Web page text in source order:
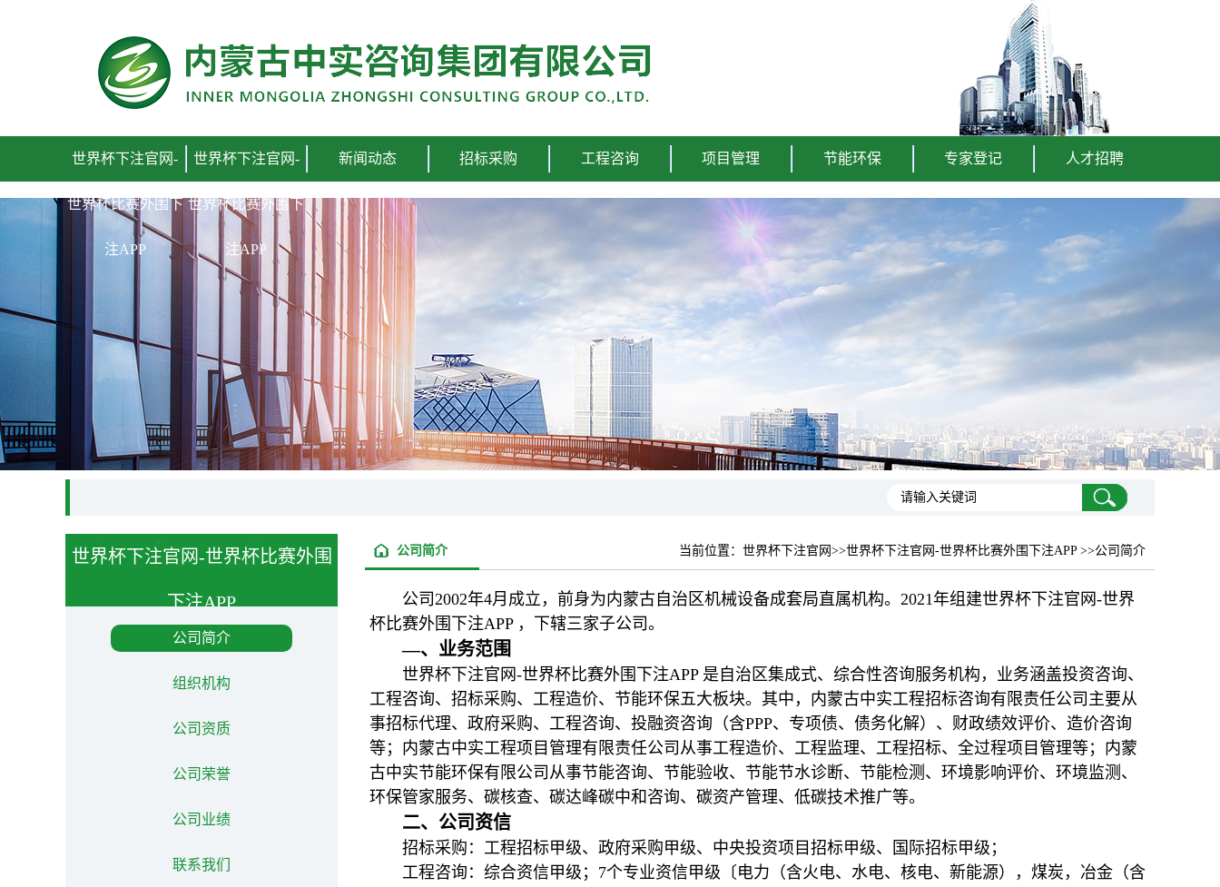
世界杯下注官网-
世界杯比赛外围下
注APP
世界杯下注官网-
世界杯比赛外围下
注APP
新闻动态 招标采购 工程咨询 项目管理 节能环保 专家登记 人才招聘
世界杯下注官网-世界杯比赛外围
下注APP
About us
公司简介
组织机构
公司资质
公司荣誉
公司业绩
联系我们
当前位置： 世界杯下注官网 >>世界杯下注官网-世界杯比赛外围下注APP >>公司简介
公司简介
公司2002年4月成立，前身为内蒙古自治区机械设备成套局直属机构。2021年组建世界杯下注官网-世界
杯比赛外围下注APP ，下辖三家子公司。
—、业务范围
世界杯下注官网-世界杯比赛外围下注APP 是自治区集成式、综合性咨询服务机构，业务涵盖投资咨询、
工程咨询、招标采购、工程造价、节能环保五大板块。其中，内蒙古中实工程招标咨询有限责任公司主要从
事招标代理、政府采购、工程咨询、投融资咨询（含PPP、专项债、债务化解）、财政绩效评价、造价咨询
等；内蒙古中实工程项目管理有限责任公司从事工程造价、工程监理、工程招标、全过程项目管理等；内蒙
古中实节能环保有限公司从事节能咨询、节能验收、节能节水诊断、节能检测、环境影响评价、环境监测、
环保管家服务、碳核查、碳达峰碳中和咨询、碳资产管理、低碳技术推广等。
二、公司资信
招标采购：工程招标甲级、政府采购甲级、中央投资项目招标甲级、国际招标甲级；
工程咨询：综合资信甲级；7个专业资信甲级〔电力（含火电、水电、核电、新能源），煤炭，冶金（含